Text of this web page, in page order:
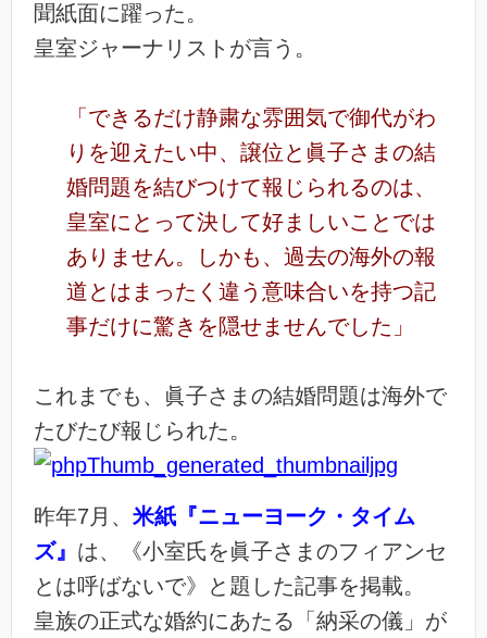
聞紙面に躍った。
皇室ジャーナリストが言う。
「できるだけ静粛な雰囲気で御代がわ
りを迎えたい中、譲位と眞子さまの結
婚問題を結びつけて報じられるのは、
皇室にとって決して好ましいことでは
ありません。しかも、過去の海外の報
道とはまったく違う意味合いを持つ記
事だけに驚きを隠せませんでした」
これまでも、眞子さまの結婚問題は海外で
たびたび報じられた。
昨年7月、 米紙『ニューヨーク・タイム
ズ』 は、《小室氏を眞子さまのフィアンセ
とは呼ばないで》と題した記事を掲載。
皇族の正式な婚約にあたる「納采の儀」が